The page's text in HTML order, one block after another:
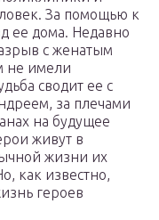
За помощью к
ее дома. Недавно
с женатым
не имели
сводит ее с
за плечами
на будущее
живут в
жизни их
как известно,
героев